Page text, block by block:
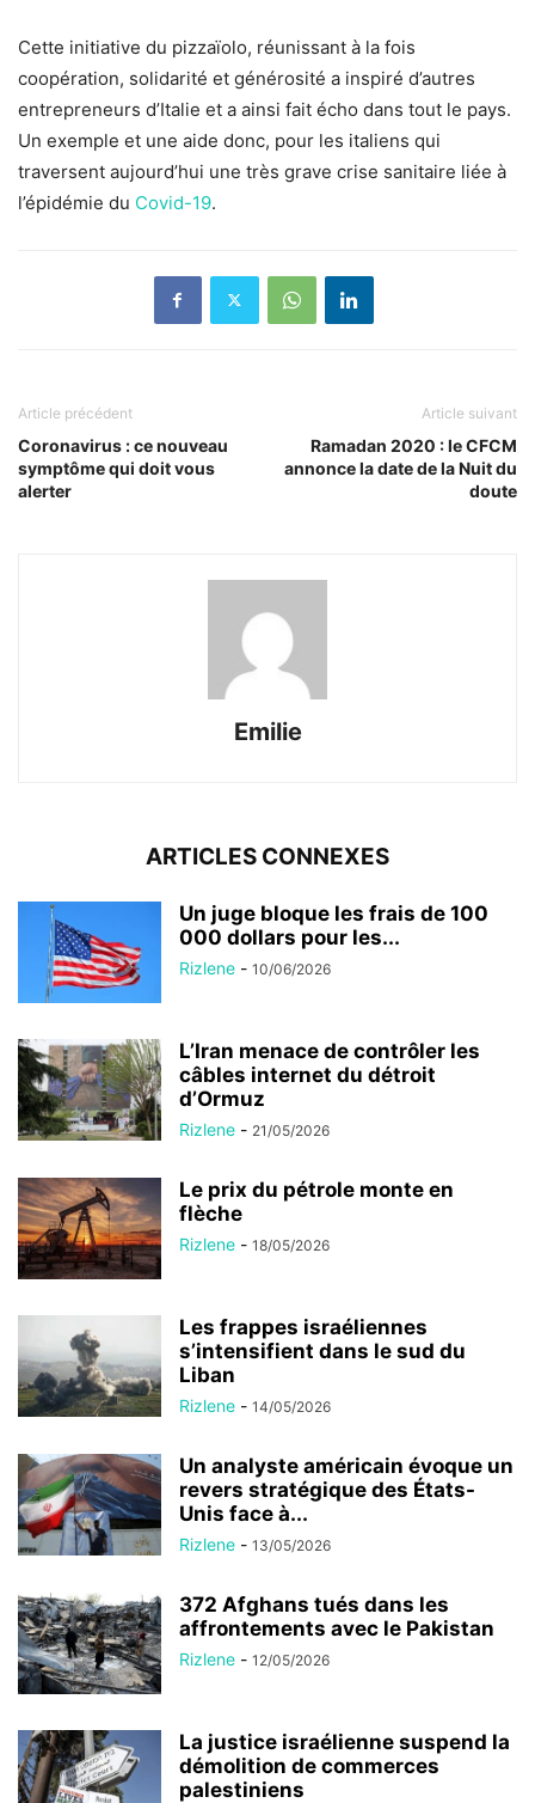
Cette initiative du pizzaïolo, réunissant à la fois
coopération, solidarité et générosité a inspiré d’autres
entrepreneurs d’Italie et a ainsi fait écho dans tout le pays.
Un exemple et une aide donc, pour les italiens qui
traversent aujourd’hui une très grave crise sanitaire liée à
l’épidémie du Covid-19.
Article précédent
Coronavirus : ce nouveau
symptôme qui doit vous
alerter
Article suivant
Ramadan 2020 : le CFCM
annonce la date de la Nuit du
doute
Emilie
ARTICLES CONNEXES
Un juge bloque les frais de 100
000 dollars pour les...
Rizlene - 10/06/2026
L’Iran menace de contrôler les
câbles internet du détroit
d’Ormuz
Rizlene - 21/05/2026
Le prix du pétrole monte en
flèche
Rizlene - 18/05/2026
Les frappes israéliennes
s’intensifient dans le sud du
Liban
Rizlene - 14/05/2026
Un analyste américain évoque un
revers stratégique des États-
Unis face à...
Rizlene - 13/05/2026
372 Afghans tués dans les
affrontements avec le Pakistan
Rizlene - 12/05/2026
La justice israélienne suspend la
démolition de commerces
palestiniens